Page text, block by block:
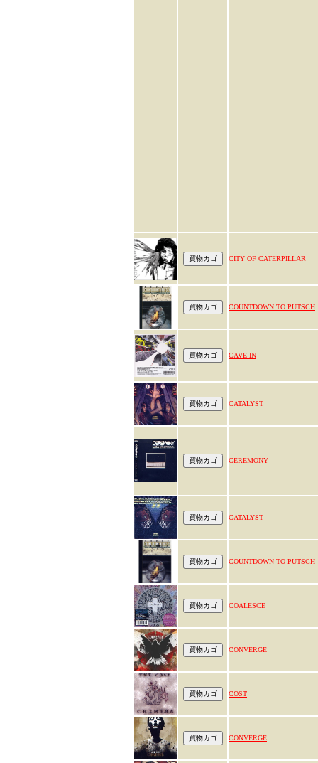
CITY OF CATERPILLAR
COUNTDOWN TO PUTSCH
CAVE IN
CATALYST
CEREMONY
CATALYST
COUNTDOWN TO PUTSCH
COALESCE
CONVERGE
COST
CONVERGE